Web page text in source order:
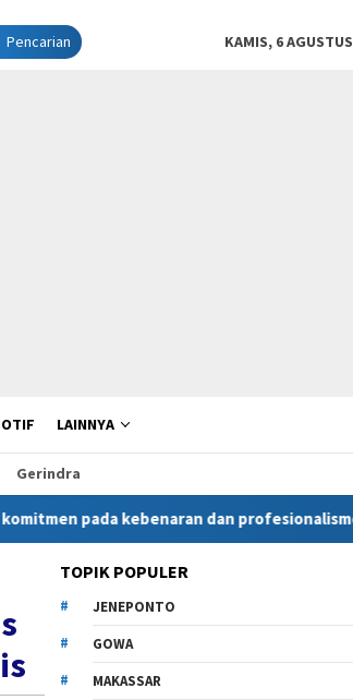
Pencarian KAMIS, 6
LAINNYA
Gerindra
kebenaran dan profesionalisme, kami
TOPIK POPULER
JENEPONTO
GOWA
MAKASSAR